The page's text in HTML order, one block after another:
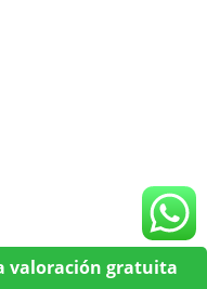
valoración gratuita